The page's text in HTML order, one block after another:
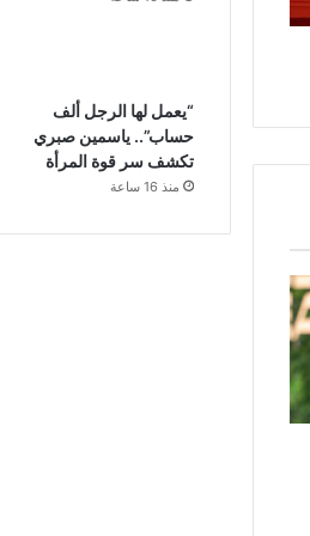
“يعمل لها الرجل ألف
حساب”.. ياسمين صبري
تكشف سر قوة المرأة
منذ 16 ساعة